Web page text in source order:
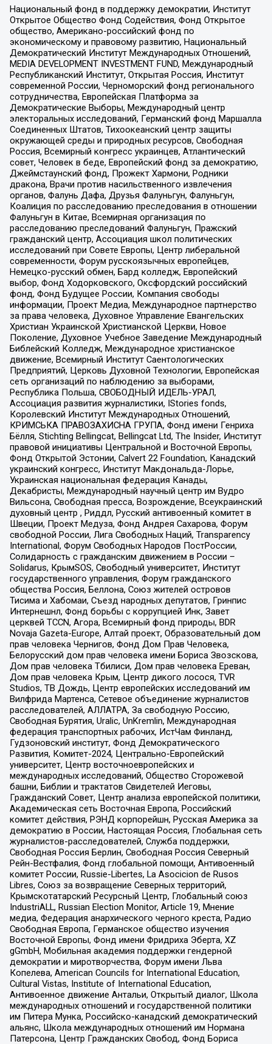
Национальный фонд в поддержку демократии, Институт
Открытое Общество Фонд Содействия, Фонд Открытое
общество, Американо-российский фонд по
экономическому и правовому развитию, Национальный
Демократический Институт Международных Отношений,
MEDIA DEVELOPMENT INVESTMENT FUND, Международный
Республиканский Институт, Открытая Россия, Институт
современной России, Черноморский фонд регионального
сотрудничества, Европейская Платформа за
Демократические Выборы, Международный центр
электоральных исследований, Германский фонд Маршалла
Соединенных Штатов, Тихоокеанский центр защиты
окружающей среды и природных ресурсов, Свободная
Россия, Всемирный конгресс украинцев, Атлантический
совет, Человек в беде, Европейский фонд за демократию,
Джеймстаунский фонд, Прожект Хармони, Родники
дракона, Врачи против насильственного извлечения
органов, Фалунь Дафа, Друзья Фалуньгун, Фалуньгун,
Коалиция по расследованию преследования в отношении
Фалуньгун в Китае, Всемирная организация по
расследованию преследований Фалуньгун, Пражский
гражданский центр, Ассоциация школ политических
исследований при Совете Европы, Центр либеральной
современности, Форум русскоязычных европейцев,
Немецко-русский обмен, Бард колледж, Европейский
выбор, Фонд Ходорковского, Оксфордский российский
фонд, Фонд Будущее России, Компания свободы
информации, Проект Медиа, Международное партнерство
за права человека, Духовное Управление Евангельских
Христиан Украинской Христианской Церкви, Новое
Поколение, Духовное Учебное Заведение Международный
Библейский Колледж, Международное христианское
движение, Всемирный Институт Саентологических
Предприятий, Церковь Духовной Технологии, Европейская
сеть организаций по наблюдению за выборами,
Республика Польша, СВОБОДНЫЙ ИДЕЛЬ-УРАЛ,
Ассоциация развития журналистики, IStories fonds,
Королевский Институт Международных Отношений,
КРИМСЬКА ПРАВОЗАХИСНА ГРУПА, Фонд имени Генриха
Бёлля, Stichting Bellingcat, Bellingcat Ltd, The Insider, Институт
правовой инициативы Центральной и Восточной Европы,
Фонд Открытой Эстонии, Calvert 22 Foundation, Канадский
украинский конгресс, Институт Макдональда-Лорье,
Украинская национальная федерация Канады,
Декабристы, Международный научный центр им Вудро
Вильсона, Свободная пресса, Возрождение, Всеукраинский
духовный центр , Риддл, Русский антивоенный комитет в
Швеции, Проект Медуза, Фонд Андрея Сахарова, Форум
свободной России, Лига Свободных Наций, Transparеncy
International, Форум Свободных Народов ПостРоссии,
Солидарность с гражданским движением в России –
Solidarus, КрымSOS, Свободный университет, Институт
государственного управления, Форум гражданского
общества Россия, Беллона, Союз жителей островов
Тисима и Хабомаи, Съезд народных депутатов, Гринпис
Интернешнл, Фонд борьбы с коррупцией Инк, Завет
церквей TCCN, Агора, Всемирный фонд природы, BDR
Novaja Gazeta-Europe, Алтай проект, Образовательный дом
прав человека Чернигов, Фонд Дом Прав Человека,
Белорусский дом прав человека имени Бориса Звозскова,
Дом прав человека Тбилиси, Дом прав человека Ереван,
Дом прав человека Крым, Центр дикого лосося, TVR
Studios, ТВ Дождь, Центр европейских исследований им
Вилфрида Мартенса, Сетевое объединение журналистов
расследователей, АЛЛАТРА, За свободную Россию,
Свободная Бурятия, Uralic, UnKremlin, Международная
федерация транспортных рабочих, ИстЧам Финланд,
Гудзоновский институт, Фонд Демократического
Развития, Комитет-2024, Центрально-Европейский
университет, Центр восточноевропейских и
международных исследований, Общество Сторожевой
башни, Библии и трактатов Свидетелей Иеговы,
Гражданский Совет, Центр анализа европейской политики,
Академическая сеть Восточная Европа, Российский
комитет действия, РЭНД корпорейшн, Русская Америка за
демократию в России, Настоящая Россия, Глобальная сеть
журналистов-расследователей, Служба поддержки,
Свободная Россия Берлин, Свободная Россия Северный
Рейн-Вестфалия, Фонд глобальной помощи, Антивоенный
комитет России, Russie-Libertes, La Asocicion de Rusos
Libres, Союз за возвращение Северных территорий,
Крымскотатарский Ресурсный Центр, Глобальный союз
IndustriALL, Russian Election Monitor, Article 19, Мнение
медиа, Федерация анархического черного креста, Радио
Свободная Европа, Германское общество изучения
Восточной Европы, Фонд имени Фридриха Эберта, XZ
gGmbH, Мобильная академия поддержки гендерной
демократии и миротворчества, Форум имени Льва
Копелева, American Councils for International Education,
Cultural Vistas, Institute of International Education,
Антивоенное движение Антальи, Открытый диалог, Школа
международных отношений и государственной политики
им Питера Мунка, Российско-канадский демократический
альянс, Школа международных отношений им Нормана
Патерсона, Центр Гражданских Свобод, Фонд Бориса